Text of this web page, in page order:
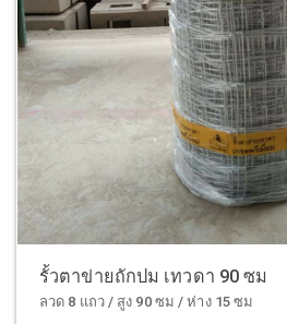
รั้วตาข่ายถักปม เทวดา 90 ซม
ลวด 8 แถว / สูง 90 ซม / ห่าง 15 ซม